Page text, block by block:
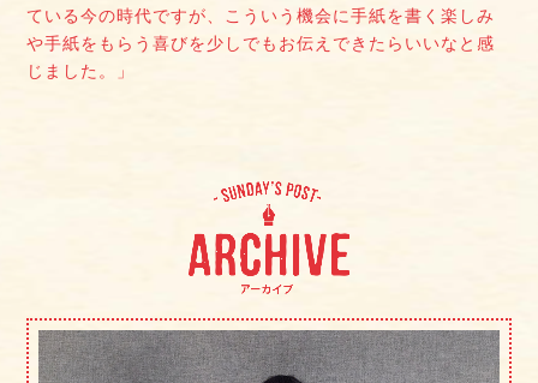
ている今の時代ですが、こういう機会に手紙を書く楽しみ
や手紙をもらう喜びを少しでもお伝えできたらいいなと感
じました。」